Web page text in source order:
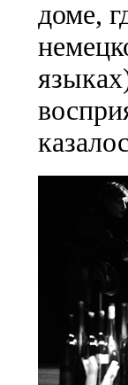
доме,